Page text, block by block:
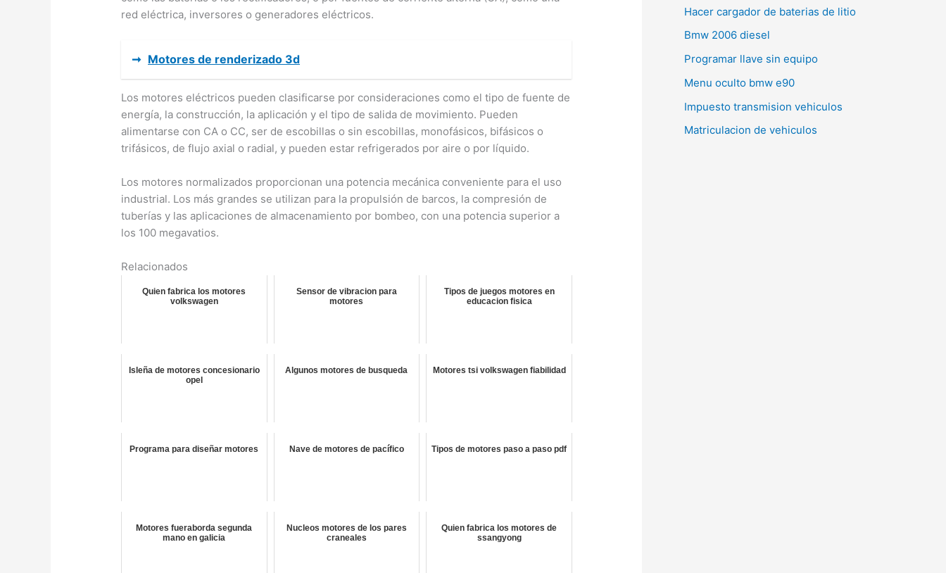
red eléctrica, inversores o generadores eléctricos.
➞ Motores de renderizado 3d
Los motores eléctricos pueden clasificarse por consideraciones como el tipo de fuente de
energía, la construcción, la aplicación y el tipo de salida de movimiento. Pueden
alimentarse con CA o CC, ser de escobillas o sin escobillas, monofásicos, bifásicos o
trifásicos, de flujo axial o radial, y pueden estar refrigerados por aire o por líquido.
Los motores normalizados proporcionan una potencia mecánica conveniente para el uso
industrial. Los más grandes se utilizan para la propulsión de barcos, la compresión de
tuberías y las aplicaciones de almacenamiento por bombeo, con una potencia superior a
los 100 megavatios.
Relacionados
Quien fabrica los motores
volkswagen
Sensor de vibracion para
motores
Tipos de juegos motores en
educacion fisica
Isleña de motores concesionario
opel
Algunos motores de busqueda Motores tsi volkswagen fiabilidad
Programa para diseñar motores Nave de motores de pacífico Tipos de motores paso a paso pdf
Motores fueraborda segunda
mano en galicia
Nucleos motores de los pares
craneales
Quien fabrica los motores de
ssangyong
Hacer cargador de baterias de litio
Bmw 2006 diesel
Programar llave sin equipo
Menu oculto bmw e90
Impuesto transmision vehiculos
Matriculacion de vehiculos